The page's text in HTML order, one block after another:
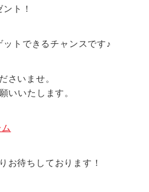
ト！
トできるチャンスです♪
さいませ。
いいたします。
お待ちしております！